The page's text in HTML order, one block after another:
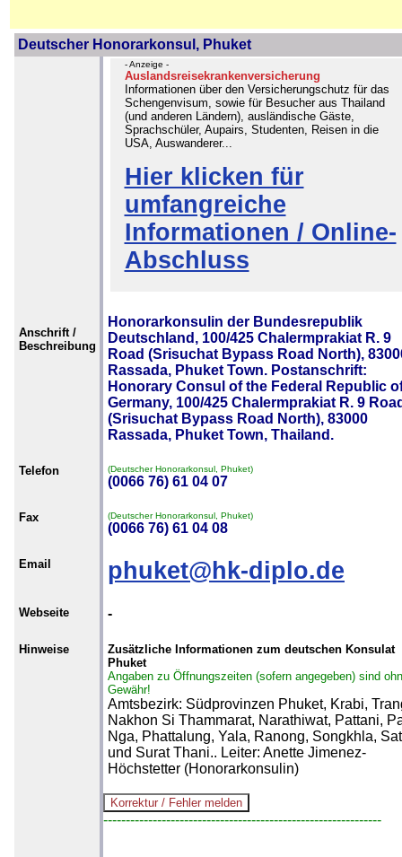
Deutscher Honorarkonsul, Phuket
- Anzeige -
Auslandsreisekrankenversicherung
Informationen über den Versicherungschutz für das
Schengenvisum, sowie für Besucher aus Thailand
(und anderen Ländern), ausländische Gäste,
Sprachschüler, Aupairs, Studenten, Reisen in die
USA, Auswanderer...
Hier klicken für
umfangreiche
Informationen / Online-
Abschluss
Anschrift /
Beschreibung
Honorarkonsulin der Bundesrepublik
Deutschland, 100/425 Chalermprakiat R. 9
Road (Srisuchat Bypass Road North),
Rassada, Phuket Town. Postanschrift:
Honorary Consul of the Federal Republic
Germany, 100/425 Chalermprakiat R. 9
(Srisuchat Bypass Road North), 83000
Rassada, Phuket Town, Thailand.
Telefon (Deutscher Honorarkonsul, Phuket)
(0066 76) 61 04 07
Fax (Deutscher Honorarkonsul, Phuket)
(0066 76) 61 04 08
Email phuket@hk-diplo.de
Webseite -
Hinweise
Zusätzliche Informationen zum deutschen Konsulat
Phuket
Angaben zu Öffnungszeiten (sofern angegeben) sind
Gewähr!
Amtsbezirk: Südprovinzen Phuket, Krabi,
Nakhon Si Thammarat, Narathiwat, Pattani,
Nga, Phattalung, Yala, Ranong, Songkhla,
und Surat Thani.. Leiter: Anette Jimenez-
Höchstetter (Honorarkonsulin)
--------------------------------------------------------------